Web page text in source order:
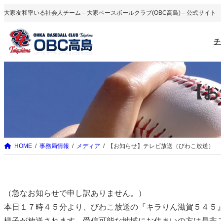
内
を
ス
大家友和率いる社会人チーム－大家ベースボールクラブ(OBC高島)－公式サイト
【
HOME 事務局情報 メディア 【お知らせ】テレビ放送（びわこ放送）
（急なお知らせで申し訳ありません。）
本日１７時４５分より、びわこ放送の『キラりん滋賀５４